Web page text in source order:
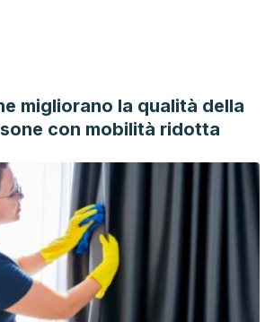
migliorano la qualità della
con mobilità ridotta